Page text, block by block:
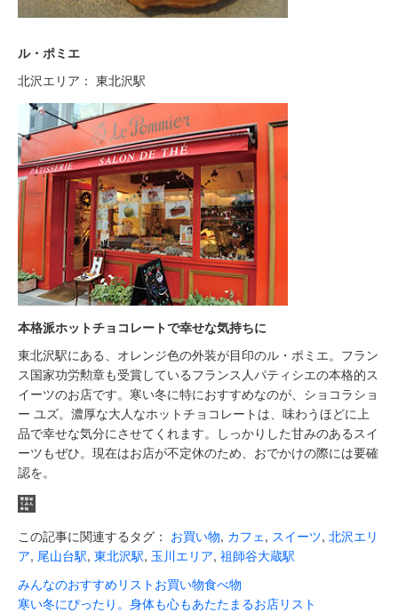
ル・ポミエ
北沢エリア： 東北沢駅
本格派ホットチョコレートで幸せな気持ちに
東北沢駅にある、オレンジ色の外装が目印のル・ポミエ。フラン
ス国家功労勲章も受賞しているフランス人パティシエの本格的ス
イーツのお店です。寒い冬に特におすすめなのが、ショコラショ
ー ユズ。濃厚な大人なホットチョコレートは、味わうほどに上
品で幸せな気分にさせてくれます。しっかりした甘みのあるスイ
ーツもぜひ。現在はお店が不定休のため、おでかけの際には要確
認を。
この記事に関連するタグ： お買い物, カフェ, スイーツ, 北沢エリ
ア, 尾山台駅, 東北沢駅, 玉川エリア, 祖師谷大蔵駅
みんなのおすすめリスト お買い物食べ物
寒い冬にぴったり。身体も心もあたたまるお店リスト